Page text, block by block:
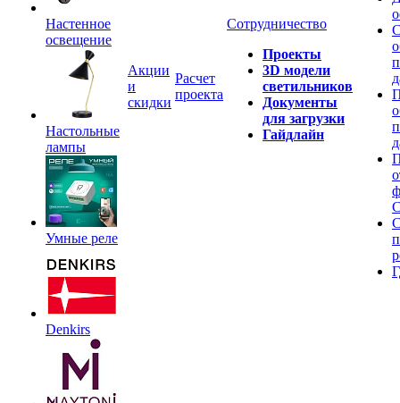
Настенное
освещение
Настольные
лампы
Умные реле
Denkirs
Акции
и
скидки
Расчет
проекта
Сотрудничество
Проекты
3D модели
светильников
Документы
для загрузки
Гайдлайн